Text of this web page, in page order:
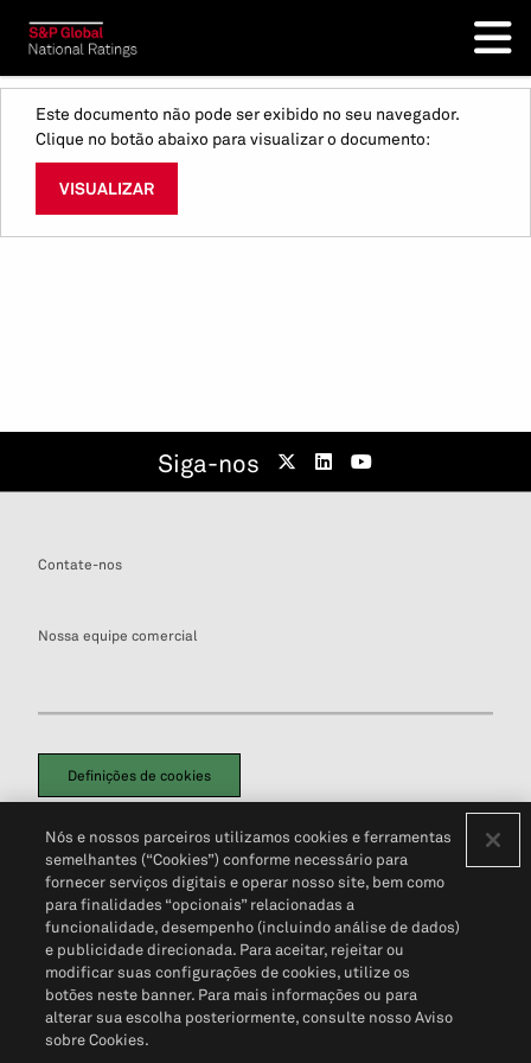
Este documento não pode ser exibido no seu navegador.
Clique no botão abaixo para visualizar o documento:
VISUALIZAR
Siga-nos
Contate-nos
Nossa equipe comercial
Definições de cookies
Política de PrivacidadePortal de privacidade do cliente (em inglês)
Não Venda Minhas Informações Pessoais© 2026 S&P Global
Nós e nossos parceiros utilizamos cookies e ferramentas
semelhantes (“Cookies”) conforme necessário para
fornecer serviços digitais e operar nosso site, bem como
para finalidades “opcionais” relacionadas a
funcionalidade, desempenho (incluindo análise de dados)
e publicidade direcionada. Para aceitar, rejeitar ou
modificar suas configurações de cookies, utilize os
botões neste banner. Para mais informações ou para
alterar sua escolha posteriormente, consulte nosso Aviso
sobre Cookies.